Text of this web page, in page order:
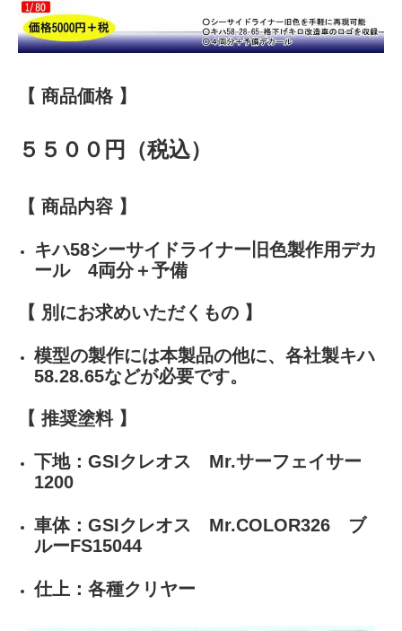
【 商品価格 】
５５００円（税込）
【 商品内容 】
キハ58シーサイドライナー旧色製作用デカ
ール 4両分＋予備
【 別にお求めいただくもの 】
模型の製作には本製品の他に、各社製キハ
58.28.65などが必要です。
【 推奨塗料 】
下地：GSIクレオス Mr.サーフェイサー
1200
車体：GSIクレオス Mr.COLOR326 ブ
ルーFS15044
仕上：各種クリヤー